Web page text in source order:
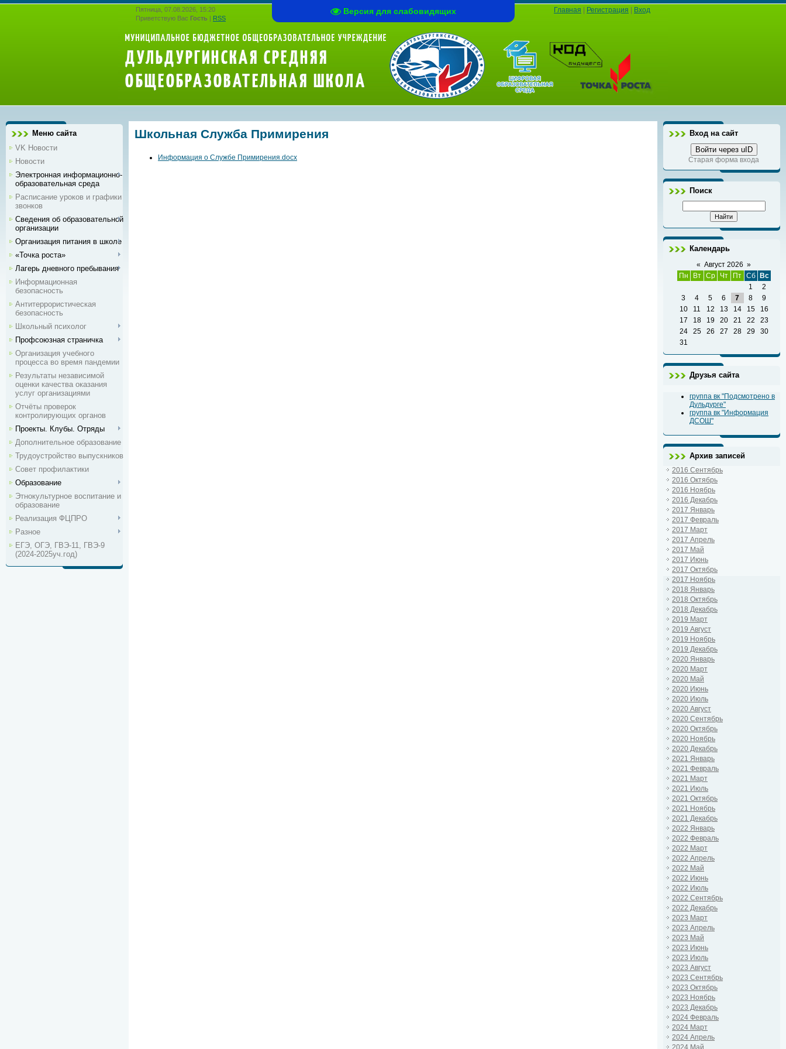
Версия для слабовидящих
Пятница, 07.08.2026, 15:20
Приветствую Вас Гость | RSS
Главная Регистрация Вход
Меню сайта
VK Новости
Новости
Электронная информационно-
образовательная среда
Расписание уроков и графики
звонков
Сведения об образовательной
организации
Организация питания в школе
«Точка роста»
Лагерь дневного пребывания
Информационная
безопасность
Антитеррористическая
безопасность
Школьный психолог
Профсоюзная страничка
Организация учебного
процесса во время пандемии
Результаты независимой
оценки качества оказания
услуг организациями
Отчёты проверок
контролирующих органов
Проекты. Клубы. Отряды
Дополнительное образование
Трудоустройство выпускников
Совет профилактики
Образование
Этнокультурное воспитание и
образование
Реализация ФЦПРО
Разное
ЕГЭ, ОГЭ, ГВЭ-11, ГВЭ-9
(2024-2025уч.год)
Школьная Служба Примирения
Информация о Службе Примирения.docx
Вход на сайт
Войти через uID
Старая форма входа
Поиск
Календарь
« Август 2026 »
Пн
Вт Ср Чт Пт Сб
Вс
1
2
3
4 5 6 7 8
9
10
11 12 13 14 15
16
17
18 19 20 21 22
23
24
25 26 27 28 29
30
31
Друзья сайта
группа вк "Подсмотрено в
Дульдурге"
группа вк "Информация
ДСОШ"
Архив записей
2016 Сентябрь
2016 Октябрь
2016 Ноябрь
2016 Декабрь
2017 Январь
2017 Февраль
2017 Март
2017 Апрель
2017 Май
2017 Июнь
2017 Октябрь
2017 Ноябрь
2018 Январь
2018 Октябрь
2018 Декабрь
2019 Март
2019 Август
2019 Ноябрь
2019 Декабрь
2020 Январь
2020 Март
2020 Май
2020 Июнь
2020 Июль
2020 Август
2020 Сентябрь
2020 Октябрь
2020 Ноябрь
2020 Декабрь
2021 Январь
2021 Февраль
2021 Март
2021 Июль
2021 Октябрь
2021 Ноябрь
2021 Декабрь
2022 Январь
2022 Февраль
2022 Март
2022 Апрель
2022 Май
2022 Июнь
2022 Июль
2022 Сентябрь
2022 Декабрь
2023 Март
2023 Апрель
2023 Май
2023 Июнь
2023 Июль
2023 Август
2023 Сентябрь
2023 Октябрь
2023 Ноябрь
2023 Декабрь
2024 Февраль
2024 Март
2024 Апрель
2024 Май